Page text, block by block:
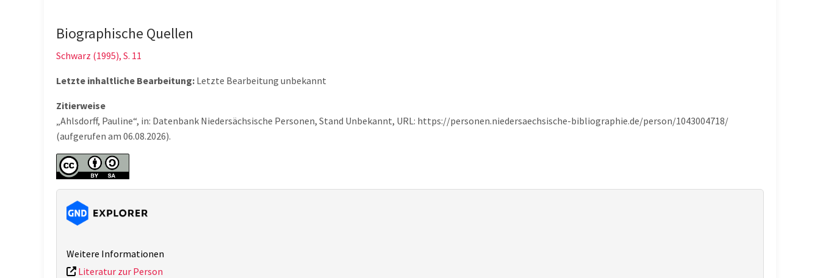
Biographische Quellen
Schwarz (1995), S. 11
Letzte inhaltliche Bearbeitung: Letzte Bearbeitung unbekannt
Zitierweise
„Ahlsdorff, Pauline“, in: Datenbank Niedersächsische Personen, Stand Unbekannt, URL: https://personen.niedersaechsische-bibliographie.de/person/1043004718/
(aufgerufen am 06.08.2026).
Weitere Informationen
Literatur zur Person